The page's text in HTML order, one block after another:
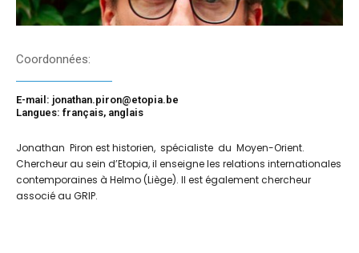
Coordonnées:
E-mail: jonathan.piron@etopia.be
Langues: français, anglais
Jonathan Piron est historien, spécialiste du Moyen-Orient.
Chercheur au sein d’Etopia, il enseigne les relations internationales
contemporaines à Helmo (Liège). Il est également chercheur
associé au GRIP.